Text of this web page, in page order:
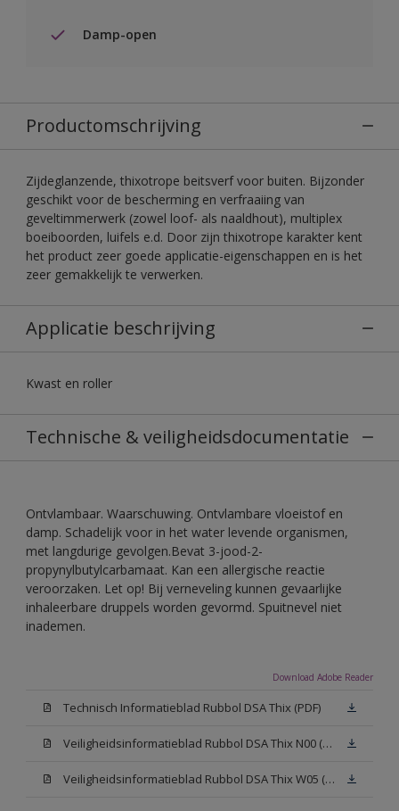
Damp-open
Productomschrijving
Zijdeglanzende, thixotrope beitsverf voor buiten. Bijzonder
geschikt voor de bescherming en verfraaiing van
geveltimmerwerk (zowel loof- als naaldhout), multiplex
boeiboorden, luifels e.d. Door zijn thixotrope karakter kent
het product zeer goede applicatie-eigenschappen en is het
zeer gemakkelijk te verwerken.
Applicatie beschrijving
Kwast en roller
Technische & veiligheidsdocumentatie
Ontvlambaar. Waarschuwing. Ontvlambare vloeistof en
damp. Schadelijk voor in het water levende organismen,
met langdurige gevolgen.Bevat 3-jood-2-
propynylbutylcarbamaat. Kan een allergische reactie
veroorzaken. Let op! Bij verneveling kunnen gevaarlijke
inhaleerbare druppels worden gevormd. Spuitnevel niet
inademen.
Download Adobe Reader
Technisch Informatieblad Rubbol DSA Thix (PDF)
Veiligheidsinformatieblad Rubbol DSA Thix N00 (MSDS)
Veiligheidsinformatieblad Rubbol DSA Thix W05 (MSDS)